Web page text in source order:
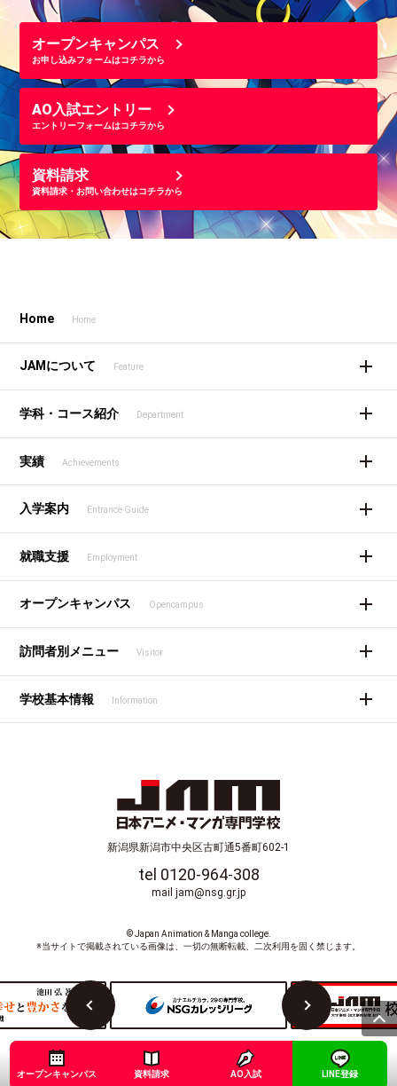
オープンキャンパス
お申し込みフォームはコチラから
AO入試エントリー
エントリーフォームはコチラから
資料請求
資料請求・お問い合わせはコチラから
Home Home
JAMについて Feature
学科・コース紹介 Department
実績 Achievements
入学案内 Entrance Guide
就職支援 Employment
オープンキャンパス Opencampus
訪問者別メニュー Visitor
学校基本情報 Information
新潟県新潟市中央区古町通5番町602-1
tel 0120-964-308
mail jam@nsg.gr.jp
© Japan Animation & Manga college.
※当サイトで掲載されている画像は、一切の無断転載、二次利用を固く禁じます。
オープンキャンパス 資料請求 AO入試 LINE登録